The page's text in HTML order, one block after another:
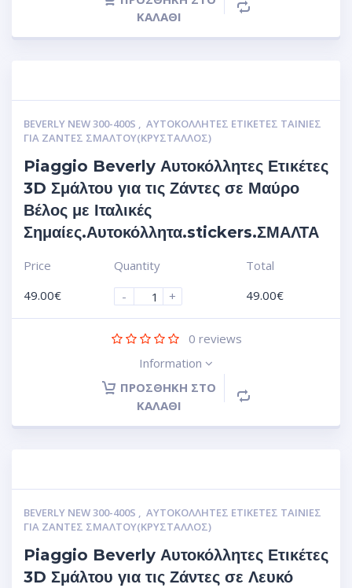
ΚΑΛΆΘΙ
BEVERLY NEW 300-400S , ΑΥΤΟΚΌΛΛΗΤΕΣ ΕΤΙΚΈΤΕΣ ΤΑΙΝΊΕΣ
ΓΙΑ ΖΆΝΤΕΣ ΣΜΆΛΤΟΥ(ΚΡΎΣΤΑΛΛΟΣ)
Piaggio Beverly Αυτοκόλλητες Ετικέτες
3D Σμάλτου για τις Ζάντες σε Μαύρο
Βέλος με Ιταλικές
Σημαίες.Αυτοκόλλητα.stickers.ΣΜΑΛΤΑ
Price
49.00€
Quantity
-
+
Total
49.00€
0 reviews
Information
ΠΡΟΣΘΉΚΗ ΣΤΟ
ΚΑΛΆΘΙ
BEVERLY NEW 300-400S
ΑΥΤΟΚΌΛΛΗΤΕΣ ΕΤΙΚΈΤΕΣ ΤΑΙΝΊΕΣ
ΓΙΑ ΖΆΝΤΕΣ ΣΜΆΛΤΟΥ(ΚΡΎΣΤΑΛΛΟΣ)
Piaggio Beverly Αυτοκόλλητες Ετικέτες
3D Σμάλτου για τις Ζάντες σε Λευκό